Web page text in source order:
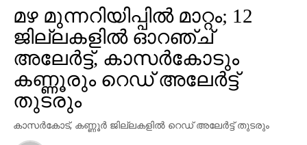
മഴ മുന്നറിയിപ്പില്‍ മാറ്റം; 12
ജില്ലകളില്‍ ഓറഞ്ച്
അലേര്‍ട്ട്, കാസര്‍കോടും
കണ്ണൂരും റെഡ് അലേര്‍ട്ട്
തുടരും
കാസര്‍കോട്, കണ്ണൂര്‍ ജില്ലകളില്‍ റെഡ് അലേര്‍ട്ട് തുടരും